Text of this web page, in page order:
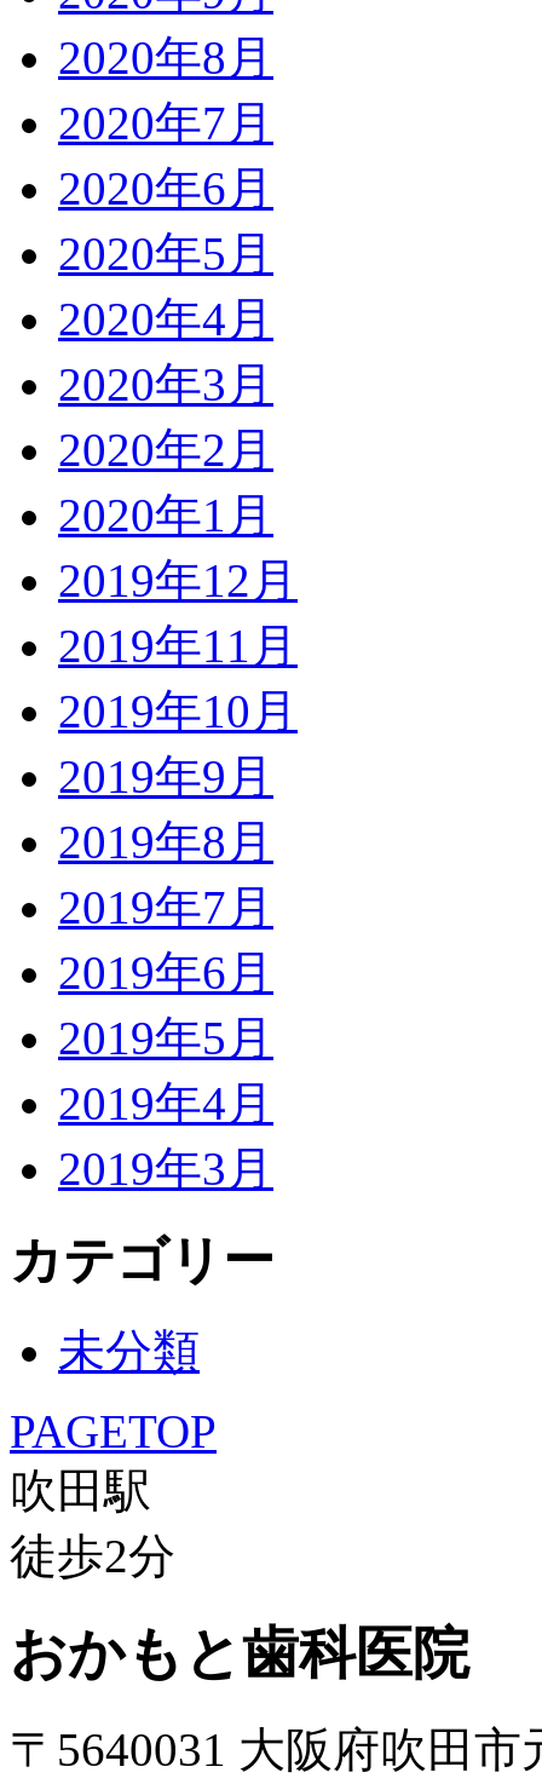
2020年8月
2020年7月
2020年6月
2020年5月
2020年4月
2020年3月
2020年2月
2020年1月
2019年12月
2019年11月
2019年10月
2019年9月
2019年8月
2019年7月
2019年6月
2019年5月
2019年4月
2019年3月
カテゴリー
未分類
PAGETOP
吹田駅
徒歩2分
おかもと歯科医院
〒5640031 大阪府吹田